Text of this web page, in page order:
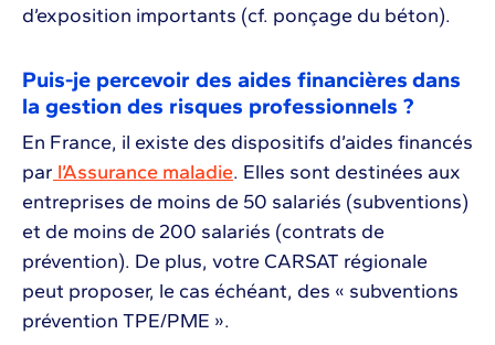
d’exposition importants (cf. ponçage du béton).
Puis-je percevoir des aides financières dans
la gestion des risques professionnels ?
En France, il existe des dispositifs d’aides financés
par l’Assurance maladie. Elles sont destinées aux
entreprises de moins de 50 salariés (subventions)
et de moins de 200 salariés (contrats de
prévention). De plus, votre CARSAT régionale
peut proposer, le cas échéant, des « subventions
prévention TPE/PME ».